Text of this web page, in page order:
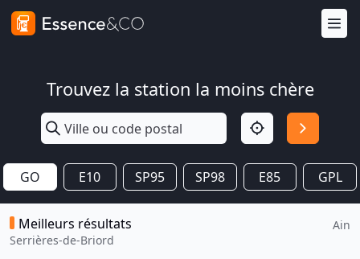
Trouvez la station la moins chère
GO E10 SP95 SP98 E85 GPL
Meilleurs résultats
Serrières-de-Briord
Ain